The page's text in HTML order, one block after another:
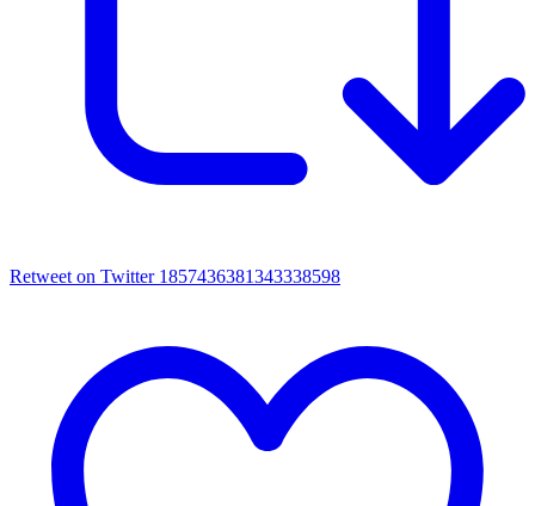
Retweet on Twitter 1857436381343338598